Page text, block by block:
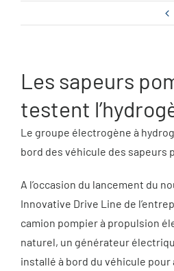
Les sapeurs
testent
Le groupe électrogène à
bord des véhicule des sapeurs
A l’occasion du lancement du
Innovative Drive Line de
camion pompier à propulsion
naturel, un générateur
installé à bord du véhicule pour